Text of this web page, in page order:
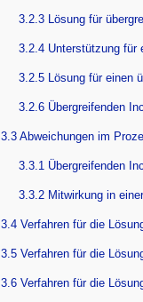
3.2.3 Lösung für
3.2.4 Unterstützung für
3.2.5 Lösung für einen
3.2.6 Übergreifenden
3.3 Abweichungen im
3.3.1 Übergreifenden
3.3.2 Mitwirkung in
3.4 Verfahren für die
3.5 Verfahren für die
3.6 Verfahren für die